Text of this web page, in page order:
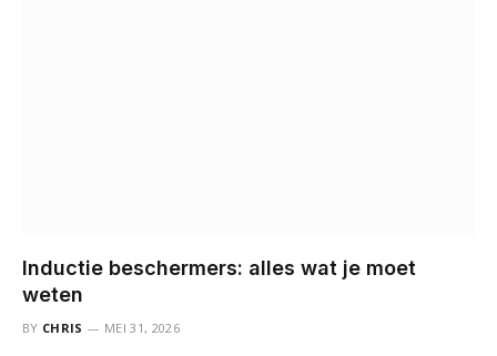
Inductie beschermers: alles wat je moet
weten
BY CHRIS MEI 31, 2026